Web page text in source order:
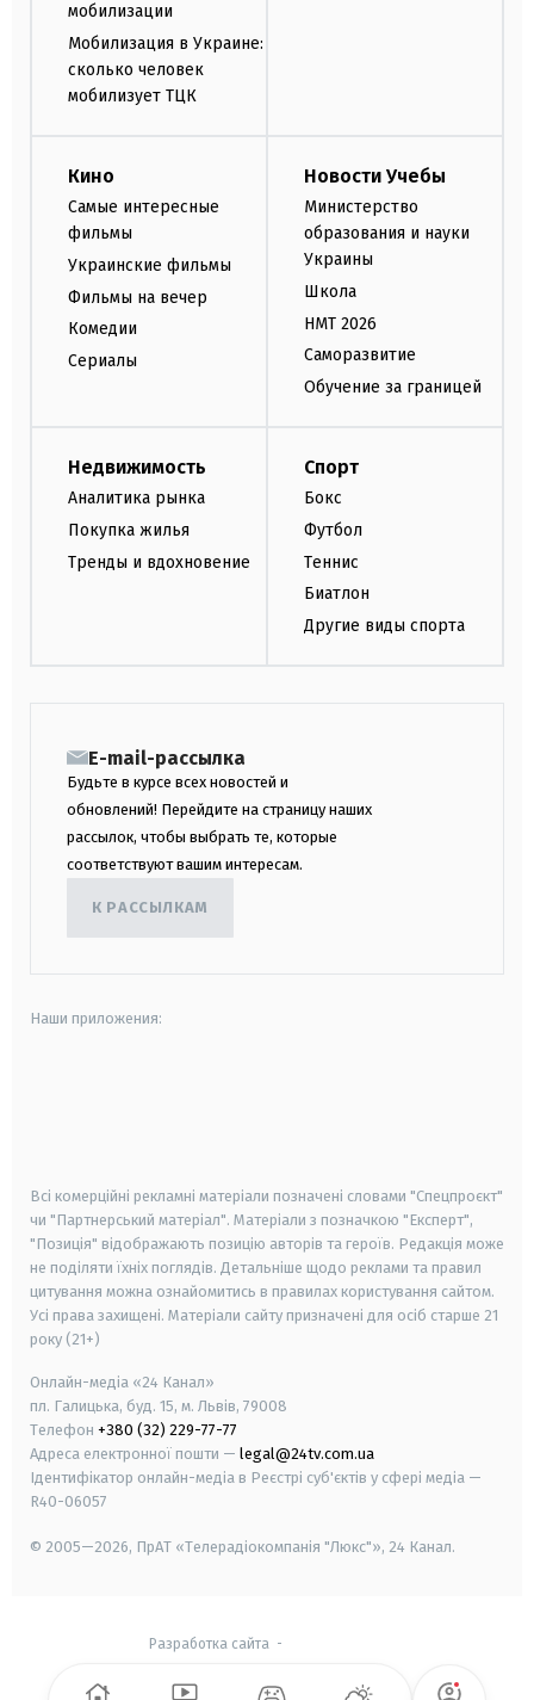
мобилизации
Мобилизация в Украине:
сколько человек
мобилизует ТЦК
Кино
Самые интересные
фильмы
Украинские фильмы
Фильмы на вечер
Комедии
Сериалы
Новости Учебы
Министерство
образования и науки
Украины
Школа
НМТ 2026
Саморазвитие
Обучение за границей
Недвижимость
Аналитика рынка
Покупка жилья
Тренды и вдохновение
Спорт
Бокс
Футбол
Теннис
Биатлон
Другие виды спорта
E-mail-рассылка
Будьте в курсе всех новостей и
обновлений! Перейдите на страницу наших
рассылок, чтобы выбрать те, которые
соответствуют вашим интересам.
К РАССЫЛКАМ
Наши приложения:
Всі комерційні рекламні матеріали позначені словами "Спецпроєкт"
чи "Партнерський матеріал". Матеріали з позначкою "Експерт",
"Позиція" відображають позицію авторів та героїв. Редакція може
не поділяти їхніх поглядів. Детальніше щодо реклами та правил
цитування можна ознайомитись в правилах користування сайтом.
Усі права захищені. Матеріали сайту призначені для осіб старше 21
року (21+)
Онлайн-медіа «24 Канал»
пл. Галицька, буд. 15, м. Львів, 79008
Телефон +380 (32) 229-77-77
Адреса електронної пошти — legal@24tv.com.ua
Ідентифікатор онлайн-медіа в Реєстрі суб'єктів у сфері медіа —
R40-06057
© 2005—2026, ПрАТ «Телерадіокомпанія "Люкс"», 24 Канал.
Разработка сайта -